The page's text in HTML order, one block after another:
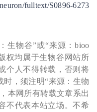
fulltext/S0896-6273
生物谷”或“来源：bioo
权均属于生物谷网站所
个人不得转载，否则将
，须注明“来源：生物
本网所有转载文章系出
不代表本站立场。不希